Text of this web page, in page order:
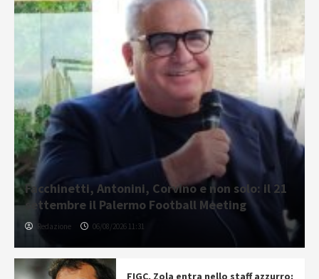
Facchinetti, Antonini, Corvino e non solo: il 21
settembre il Palermo Football Meeting
Redazione 06/08/2026 11:31